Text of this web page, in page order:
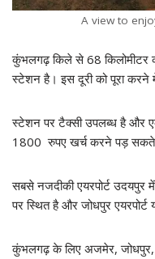
A view to
कुंभलगढ़ किले से 68 किलोमीटर
स्टेशन है। इस दूरी को पूरा
स्टेशन पर टैक्सी उपलब्ध है और
1800 रुपए खर्च करने पड़
सबसे नजदीकी एयरपोर्ट उदयपुर
पर स्थित है और जोधपुर
कुंभलगढ़ के लिए अजमेर,